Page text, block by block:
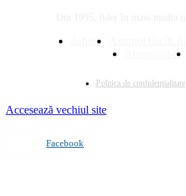
Arhivă
Abonează-te
Politica de confidenţialitate
Accesează vechiul site
Facebook